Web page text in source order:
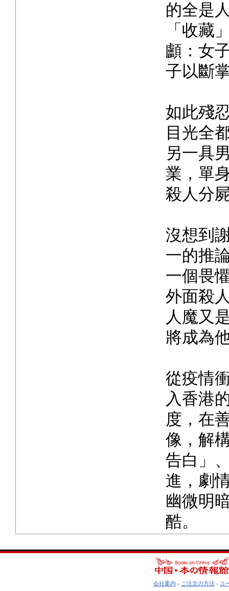
的全是
「收藏
顱：女
子以斷
如此殘
目光全
另一具
業，單
殺人分
沒想到
一的推
一個畏
外面殺
人魔又
將成為
從疫情
入香港
度，在
像，解
告白」
進，劇
幽微明
酷。
会社案内 - ご注文の方法- ユ